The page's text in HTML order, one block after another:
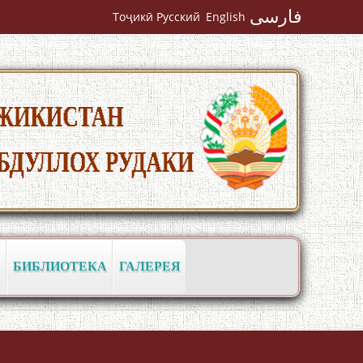
Тоҷикӣ Русский English فارسی
БИБЛИОТЕКА ГАЛЕРЕЯ
به عبارت دیگر: گفتگو با مومن قناعت
Mumin Qanoat
Қаноат\Meeting of young talents with
Mumyin Kanoat